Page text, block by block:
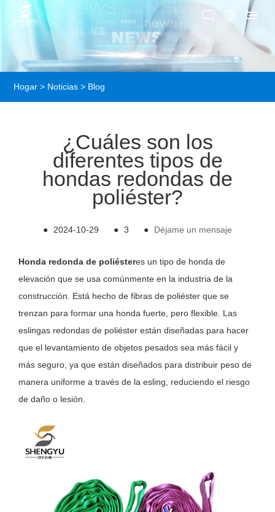
Hogar > Noticias > Blog
¿Cuáles son los
diferentes tipos de
hondas redondas de
poliéster?
● 2024-10-29 ● 3 ● Déjame un mensaje
Honda redonda de poliésteres un tipo de honda de
elevación que se usa comúnmente en la industria de la
construcción. Está hecho de fibras de poliéster que se
trenzan para formar una honda fuerte, pero flexible. Las
eslingas redondas de poliéster están diseñadas para hacer
que el levantamiento de objetos pesados ​​sea más fácil y
más seguro, ya que están diseñados para distribuir peso de
manera uniforme a través de la esling, reduciendo el riesgo
de daño o lesión.